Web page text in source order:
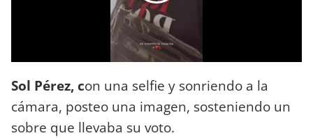
Sol Pérez, con una selfie y sonriendo a la
cámara, posteo una imagen, sosteniendo un
sobre que llevaba su voto.